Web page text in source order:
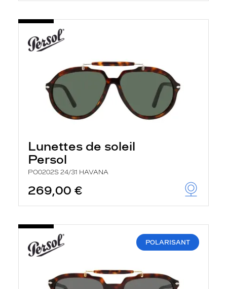
Lunettes de soleil
Persol
PO0202S 24/31 HAVANA
269,00 €
POLARISANT